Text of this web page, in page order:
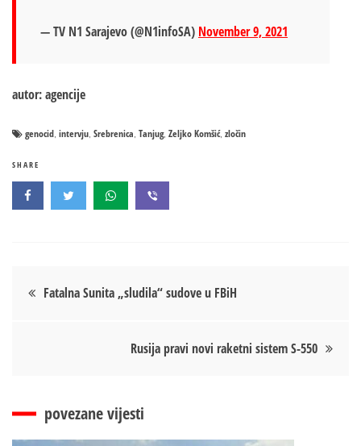
— TV N1 Sarajevo (@N1infoSA) November 9, 2021
autor: agencije
genocid, intervju, Srebrenica, Tanjug, Zeljko Komšić, zločin
SHARE
Кретање
Fatalna Sunita „sludila“ sudove u FBiH
Rusija pravi novi raketni sistem S-550
povezane vijesti